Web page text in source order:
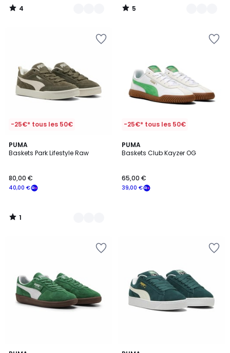
4
/
5
/
-25€* tous les 50€
PUMA
Baskets Park Lifestyle Raw
40,00 €
80,00 €
1
/
2
Couleurs
1
/
-25€* tous les 50€
PUMA
Baskets Club Kayzer OG
39,00 €
65,00 €